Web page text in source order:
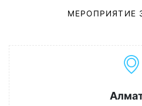
МЕРОПРИЯТИЕ